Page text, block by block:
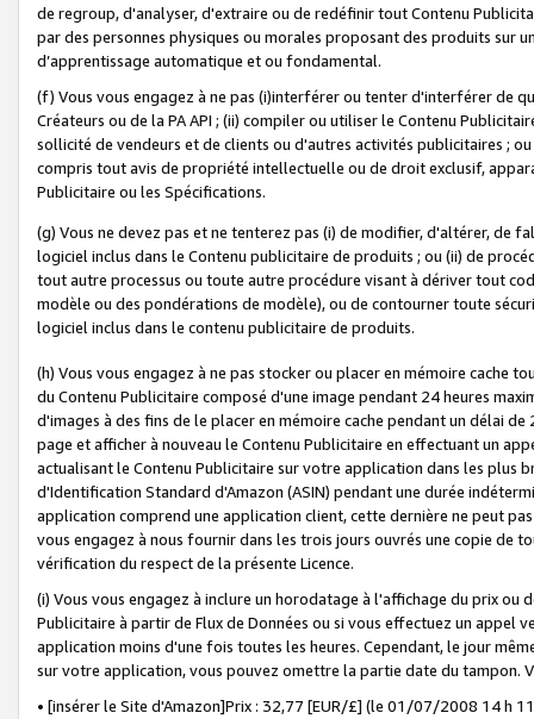
de regroup, d'analyser, d'extraire ou de redéfinir tout Contenu
par des personnes physiques ou morales proposant des produits sur
d’apprentissage automatique et ou fondamental.
(f) Vous vous engagez à ne pas (i)interférer ou tenter d'interférer de
Créateurs ou de la PA API ; (ii) compiler ou utiliser le Contenu
sollicité de vendeurs et de clients ou d'autres activités publicitaires ;
compris tout avis de propriété intellectuelle ou de droit exclusif,
Publicitaire ou les Spécifications.
(g) Vous ne devez pas et ne tenterez pas (i) de modifier, d'altérer, de
logiciel inclus dans le Contenu publicitaire de produits ; ou (ii) de
tout autre processus ou toute autre procédure visant à dériver tout
modèle ou des pondérations de modèle), ou de contourner toute
logiciel inclus dans le contenu publicitaire de produits.
(h) Vous vous engagez à ne pas stocker ou placer en mémoire cache
du Contenu Publicitaire composé d'une image pendant 24 heures
d'images à des fins de le placer en mémoire cache pendant un délai
page et afficher à nouveau le Contenu Publicitaire en effectuant un
actualisant le Contenu Publicitaire sur votre application dans les plus
d'Identification Standard d'Amazon (ASIN) pendant une durée
application comprend une application client, cette dernière ne peut
vous engagez à nous fournir dans les trois jours ouvrés une copie de
vérification du respect de la présente Licence.
(i) Vous vous engagez à inclure un horodatage à l'affichage du prix
Publicitaire à partir de Flux de Données ou si vous effectuez un appel
application moins d'une fois toutes les heures. Cependant, le jour
sur votre application, vous pouvez omettre la partie date du tampon.
• [insérer le Site d'Amazon]Prix : 32,77 [EUR/£] (le 01/07/2008 14 h